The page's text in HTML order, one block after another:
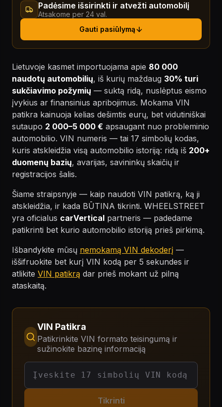
Padėsime išsirinkti ir atvežti automobilį
Atsakome per 24 val.
Gauti pasiūlymą
Lietuvoje kasmet importuojama apie 80 000
naudotų automobilių, iš kurių maždaug 30% turi
sukčiavimo požymių — suktą ridą, nuslėptus eismo
įvykius ar finansinius apribojimus. Mokama VIN
patikra kainuoja kelias dešimtis eurų, bet vidutiniškai
sutaupo 2 000–5 000 € apsaugant nuo probleminio
automobilio. VIN numeris — tai 17 simbolių kodas,
kuris atskleidžia visą automobilio istoriją: ridą iš 200+
duomenų bazių, avarijas, savininkų skaičių ir
registracijos šalis.
Šiame straipsnyje — kaip naudoti VIN patikrą, ką ji
atskleidžia, ir kada BŪTINA tikrinti. WHEELSTREET
yra oficialus carVertical partneris — padedame
patikrinti bet kurio automobilio istoriją prieš pirkimą.
Išbandykite mūsų nemokamą VIN dekoderį —
iššifruokite bet kurį VIN kodą per 5 sekundes ir
atlikite VIN patikrą dar prieš mokant už pilną
ataskaitą.
VIN Patikra
Patikrinkite VIN formato teisingumą ir
sužinokite bazinę informaciją
Tikrinti